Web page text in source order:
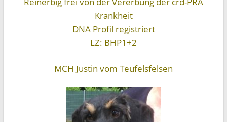
Krankheit
DNA Profil registriert
LZ: BHP1+2
MCH Justin vom Teufelsfelsen